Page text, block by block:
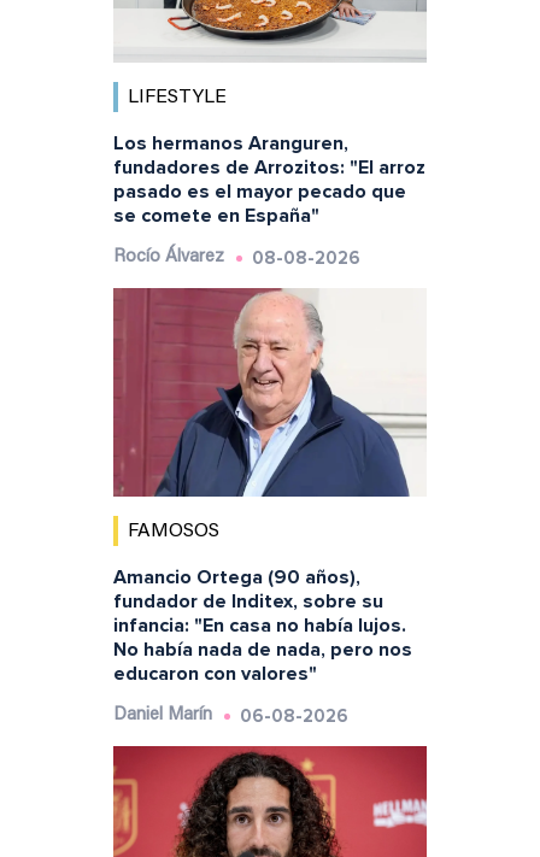
LIFESTYLE
Los hermanos Aranguren,
fundadores de Arrozitos: "El arroz
pasado es el mayor pecado que
se comete en España"
Rocío Álvarez 08-08-2026
FAMOSOS
Amancio Ortega (90 años),
fundador de Inditex, sobre su
infancia: "En casa no había lujos.
No había nada de nada, pero nos
educaron con valores"
Daniel Marín 06-08-2026